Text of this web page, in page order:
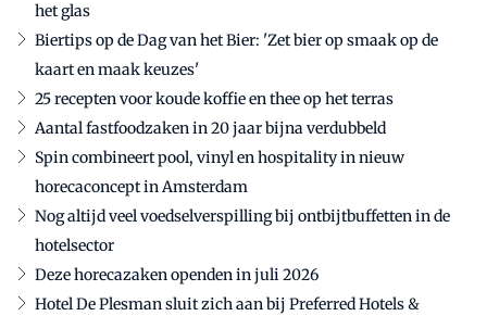
het glas
Biertips op de Dag van het Bier: 'Zet bier op smaak op de
kaart en maak keuzes'
25 recepten voor koude koffie en thee op het terras
Aantal fastfoodzaken in 20 jaar bijna verdubbeld
Spin combineert pool, vinyl en hospitality in nieuw
horecaconcept in Amsterdam
Nog altijd veel voedselverspilling bij ontbijtbuffetten in de
hotelsector
Deze horecazaken openden in juli 2026
Hotel De Plesman sluit zich aan bij Preferred Hotels &